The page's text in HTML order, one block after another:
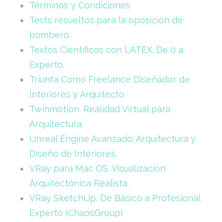
Términos y Condiciones
Tests resueltos para la oposición de
bombero.
Textos Científicos con LÁTEX. De 0 a
Experto.
Triunfa Como Freelance Diseñador de
Interiores y Arquitecto
Twinmotion. Realidad Virtual para
Arquitectura.
Unreal Engine Avanzado: Arquitectura y
Diseño de Interiores.
VRay para Mac OS. Visualización
Arquitectónica Realista.
VRay SketchUp. De Básico a Profesional
Experto (ChaosGroup)